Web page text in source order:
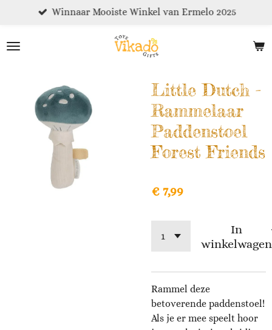
naar
Winnaar Mooiste Winkel van Ermelo 2025
Little Dutch -
Rammelaar
Paddenstoel
Forest Friends
€ 7,99
In
winkelwagen
Rammel deze
betoverende paddenstoel!
Als je er mee speelt hoor